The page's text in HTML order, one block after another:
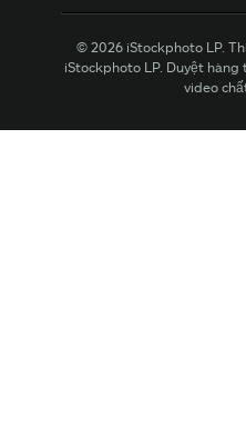
© 2026 iStockphoto LP.
iStockphoto LP. Duyệt hàng
video